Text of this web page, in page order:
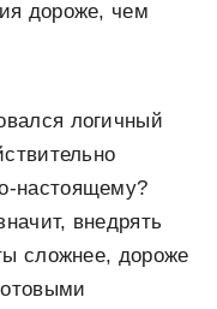
дороже, чем
логичный
настоящему?
внедрять
сложнее, дороже